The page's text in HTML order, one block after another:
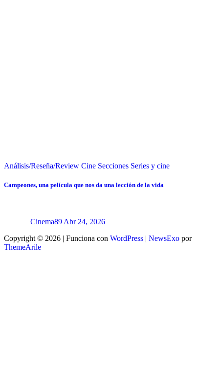
Análisis/Reseña/Review Cine Secciones Series y cine
Campeones, una película que nos da una lección de la vida
Cinema89 Abr 24, 2026
Copyright © 2026 | Funciona con WordPress | NewsExo por
ThemeArile